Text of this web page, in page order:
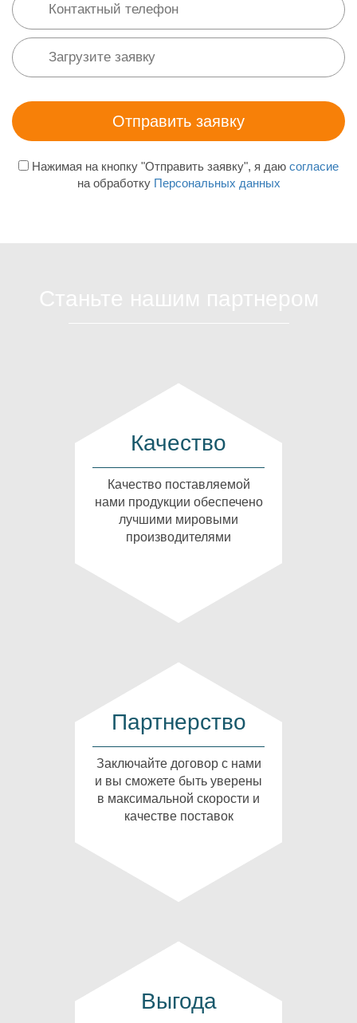
Нажимая на кнопку "Отправить заявку", я даю согласие
на обработку Персональных данных
Качество
Качество поставляемой
нами продукции обеспечено
лучшими мировыми
производителями
Партнерство
Заключайте договор с нами
и вы сможете быть уверены
в максимальной скорости и
качестве поставок
Выгода